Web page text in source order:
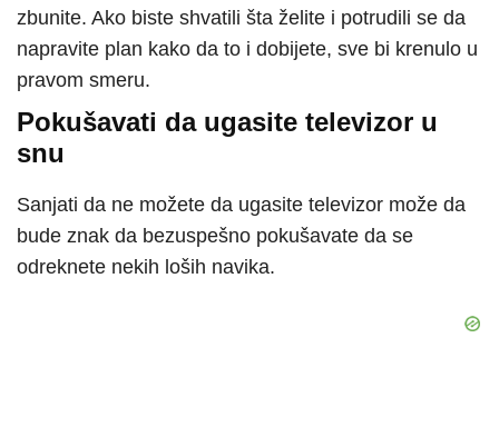
zbunite. Ako biste shvatili šta želite i potrudili se da
napravite plan kako da to i dobijete, sve bi krenulo u
pravom smeru.
Pokušavati da ugasite televizor u
snu
Sanjati da ne možete da ugasite televizor može da
bude znak da bezuspešno pokušavate da se
odreknete nekih loših navika.